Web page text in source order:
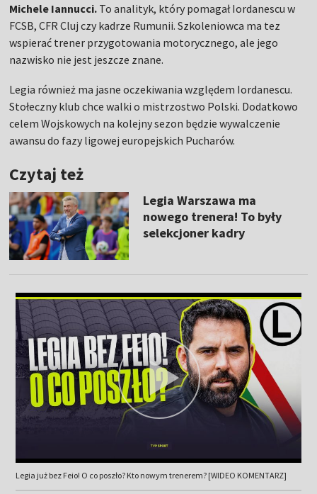
Michele Iannucci. To analityk, który pomagał Iordanescu w
FCSB, CFR Cluj czy kadrze Rumunii. Szkoleniowca ma tez
wspierać trener przygotowania motorycznego, ale jego
nazwisko nie jest jeszcze znane.
Legia również ma jasne oczekiwania względem Iordanescu.
Stołeczny klub chce walki o mistrzostwo Polski. Dodatkowo
celem Wojskowych na kolejny sezon będzie wywalczenie
awansu do fazy ligowej europejskich Pucharów.
Czytaj też
Legia Warszawa ma
nowego trenera! To były
selekcjoner kadry
Legia już bez Feio! O co poszło? Kto nowym trenerem? [WIDEO KOMENTARZ]